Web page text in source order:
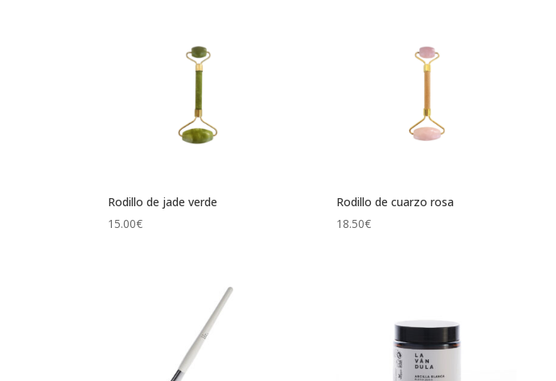
Rodillo de jade verde
15.00€
Rodillo de cuarzo rosa
18.50€